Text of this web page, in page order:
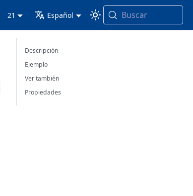
21 Español Buscar
Descripción
Ejemplo
Ver también
Propiedades